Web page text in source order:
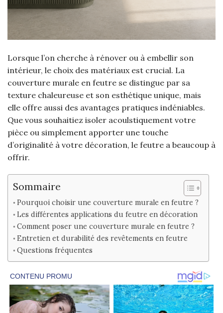
Lorsque l’on cherche à rénover ou à embellir son
intérieur, le choix des matériaux est crucial. La
couverture murale en feutre se distingue par sa
texture chaleureuse et son esthétique unique, mais
elle offre aussi des avantages pratiques indéniables.
Que vous souhaitiez isoler acoulstiquement votre
pièce ou simplement apporter une touche
d’originalité à votre décoration, le feutre a beaucoup à
offrir.
Sommaire
Pourquoi choisir une couverture murale en feutre ?
Les différentes applications du feutre en décoration
Comment poser une couverture murale en feutre ?
Entretien et durabilité des revêtements en feutre
Questions fréquentes